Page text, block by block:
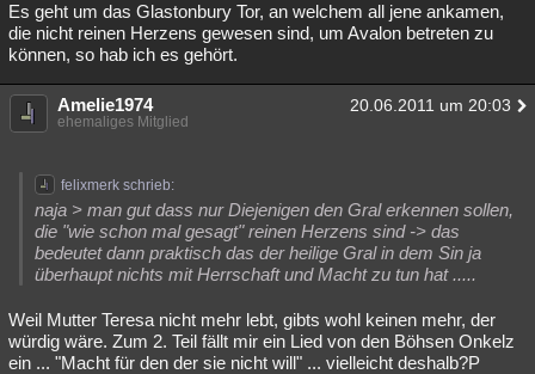
Es geht um das Glastonbury Tor, an welchem all jene ankamen,
die nicht reinen Herzens gewesen sind, um Avalon betreten zu
können, so hab ich es gehört.
Amelie1974 20.06.2011 um 20:03
ehemaliges Mitglied
felixmerk schrieb:
naja > man gut dass nur Diejenigen den Gral erkennen sollen,
die "wie schon mal gesagt" reinen Herzens sind -> das
bedeutet dann praktisch das der heilige Gral in dem Sin ja
überhaupt nichts mit Herrschaft und Macht zu tun hat .....
Weil Mutter Teresa nicht mehr lebt, gibts wohl keinen mehr, der
würdig wäre. Zum 2. Teil fällt mir ein Lied von den Böhsen Onkelz
ein ... "Macht für den der sie nicht will" ... vielleicht deshalb?P